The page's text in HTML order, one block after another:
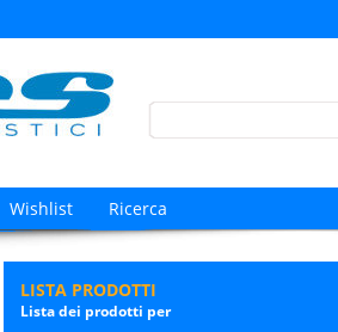
Wishlist Ricerca
LISTA PRODOTTI
Lista dei prodotti per